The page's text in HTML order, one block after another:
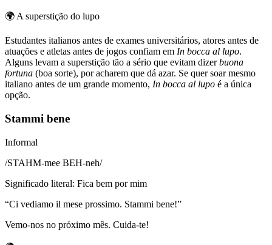
🌍 A superstição do lupo
Estudantes italianos antes de exames universitários, atores antes de
atuações e atletas antes de jogos confiam em In bocca al lupo.
Alguns levam a superstição tão a sério que evitam dizerbuona
fortuna (boa sorte), por acharem que dá azar. Se quer soar mesmo
italiano antes de um grande momento, In bocca al lupo é a única
opção.
Stammi bene
Informal
/STAHM-mee BEH-neh/
Significado literal: Fica bem por mim
“Ci vediamo il mese prossimo. Stammi bene!”
Vemo-nos no próximo mês. Cuida-te!